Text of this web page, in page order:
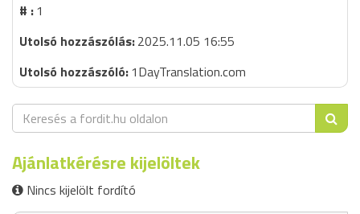
1
2025.11.05 16:55
1DayTranslation.com
Ajánlatkérésre kijelöltek
Nincs kijelölt fordító